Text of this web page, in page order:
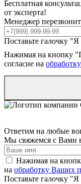
Бесплатная
от эксперта!
Менеджер
Поставьте галочку
Нажимая на кнопку
согласие на
Ответим на любые
Мы свяжемся с Вами
Нажимая на
на обработку Ваших
Поставьте галочку